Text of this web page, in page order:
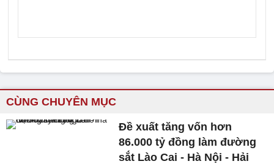
CÙNG CHUYÊN MỤC
Đề xuất tăng vốn hơn
86.000 tỷ đồng làm đường
sắt Lào Cai - Hà Nội - Hải